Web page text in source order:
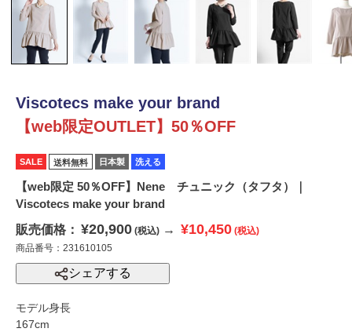
Viscotecs make your brand
【web限定OUTLET】50％OFF
SALE 送料無料 日本製 洗える
【web限定 50％OFF】Nene チュニック（タフタ）｜
Viscotecs make your brand
販売価格： ¥20,900 (税込) → ¥10,450 (税込)
商品番号：231610105
シェアする
モデル身長
167cm